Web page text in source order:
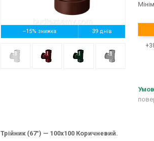
–15% 39 днів
Трійник (67°) — 100х100 Коричневий.